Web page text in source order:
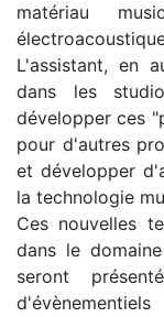
matériau
L'assistant, en
dans les
développer ces
pour d'autres
et développer
la technologie
Ces nouvelles
dans le
seront